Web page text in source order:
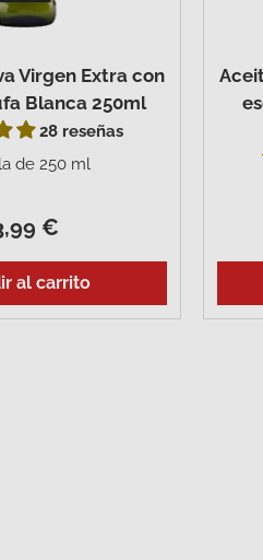
Virgen Extra con
Blanca 250ml
28 reseñas
de 250 ml
€
al carrito